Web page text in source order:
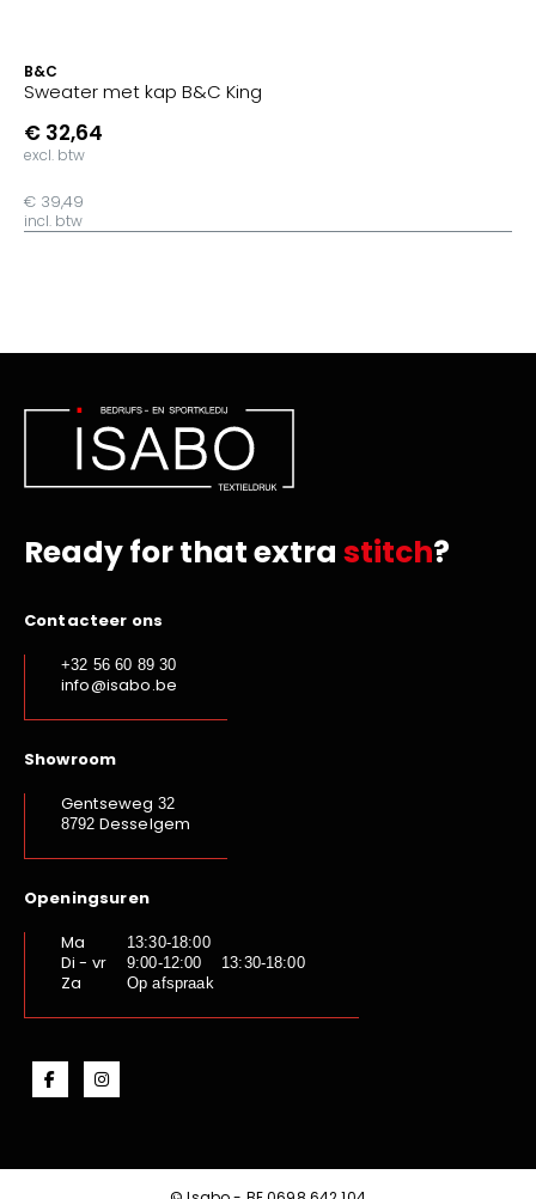
B&C
Sweater met kap B&C King
€ 32,64
excl. btw
€ 39,49
incl. btw
Ready for that extra stitch?
Contacteer ons
+32 56 60 89 30
info@isabo.be
Showroom
Gentseweg 32
8792 Desselgem
Openingsuren
Ma
13:30-18:00
Di - vr 9:00-12:00 13:30-18:00
Za Op afspraak